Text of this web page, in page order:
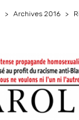
Archives 2016